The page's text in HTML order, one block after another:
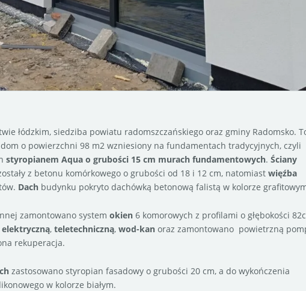
łódzkim, siedziba powiatu radomszczańskiego oraz gminy Radomsko.
o powierzchni 98 m2 wzniesiony na fundamentach tradycyjnych, czyli
styropianem Aqua o grubości 15 cm murach fundamentowych. Ściany
z betonu komórkowego o grubości od 18 i 12 cm, natomiast więźba
Dach budynku pokryto dachówką betonową falistą w kolorze
zamontowano system okien 6 komorowych z profilami o głębokości
elektryczną, teletechniczną, wod-kan oraz zamontowano powietrzną
rekuperacja.
zastosowano styropian fasadowy o grubości 20 cm, a do wykończenia
w kolorze białym.